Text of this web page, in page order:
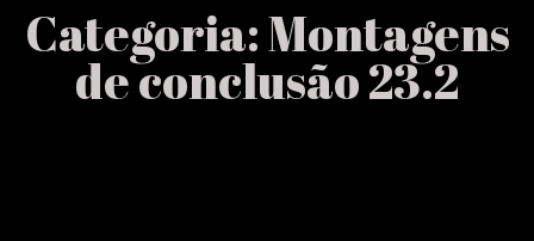
Categoria: Montagens
de conclusão 23.2